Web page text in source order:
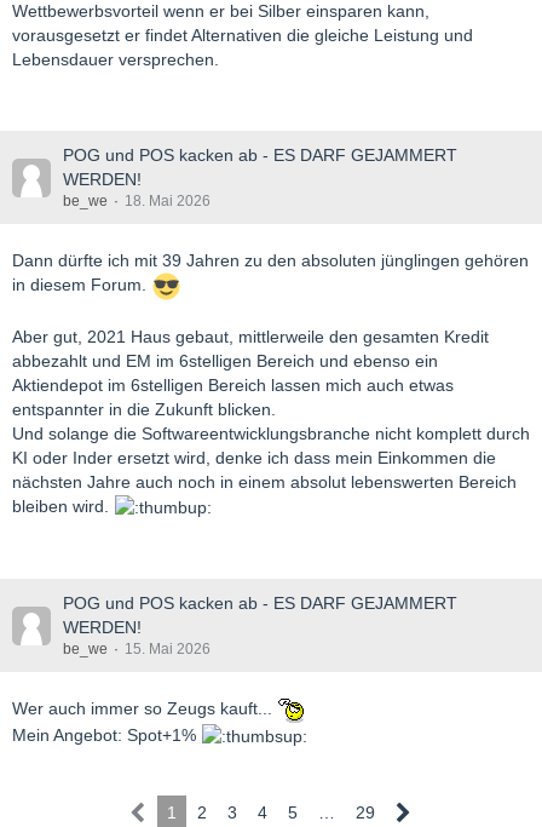
Wettbewerbsvorteil wenn er bei Silber einsparen kann,
vorausgesetzt er findet Alternativen die gleiche Leistung und
Lebensdauer versprechen.
POG und POS kacken ab - ES DARF GEJAMMERT
WERDEN!
be_we 18. Mai 2026
Dann dürfte ich mit 39 Jahren zu den absoluten jünglingen gehören
in diesem Forum.
Aber gut, 2021 Haus gebaut, mittlerweile den gesamten Kredit
abbezahlt und EM im 6stelligen Bereich und ebenso ein
Aktiendepot im 6stelligen Bereich lassen mich auch etwas
entspannter in die Zukunft blicken.
Und solange die Softwareentwicklungsbranche nicht komplett durch
KI oder Inder ersetzt wird, denke ich dass mein Einkommen die
nächsten Jahre auch noch in einem absolut lebenswerten Bereich
bleiben wird.
POG und POS kacken ab - ES DARF GEJAMMERT
WERDEN!
be_we 15. Mai 2026
Wer auch immer so Zeugs kauft...
Mein Angebot: Spot+1%
1 2 3 4 5 29